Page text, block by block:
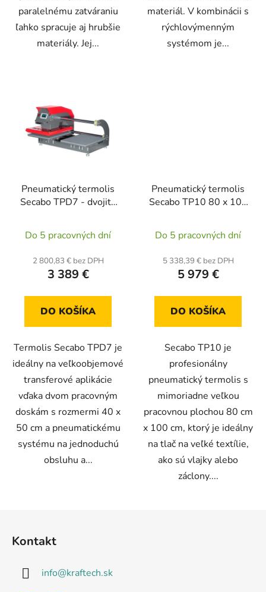
paralelnému zatváraniu
ľahko spracuje aj hrubšie
materiály. Jej...
materiál. V kombinácii s
rýchlovýmenným
systémom je...
Pneumatický termolis
Secabo TPD7 - dvojitá
Do 5 pracovných dní
2 800,83 € bez DPH
3 389 €
DO KOŠÍKA
Termolis Secabo TPD7 je
ideálny na veľkoobjemové
transferové aplikácie
vďaka dvom pracovným
doskám s rozmermi 40 x
50 cm a pneumatickému
systému na jednoduchú
obsluhu a...
Pneumatický termolis
Secabo TP10 80 x 100
Do 5 pracovných dní
5 338,39 € bez DPH
5 979 €
DO KOŠÍKA
Secabo TP10 je
profesionálny
pneumatický termolis s
mimoriadne veľkou
pracovnou plochou 80 cm
x 100 cm, ktorý je ideálny
na tlač na veľké textílie,
ako sú vlajky alebo
záclony....
Kontakt
info@kraftech.sk